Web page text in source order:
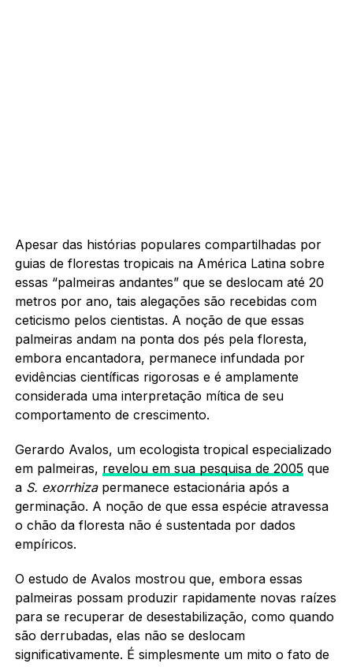
Apesar das histórias populares compartilhadas por
guias de florestas tropicais na América Latina sobre
essas “palmeiras andantes” que se deslocam até 20
metros por ano, tais alegações são recebidas com
ceticismo pelos cientistas. A noção de que essas
palmeiras andam na ponta dos pés pela floresta,
embora encantadora, permanece infundada por
evidências científicas rigorosas e é amplamente
considerada uma interpretação mítica de seu
comportamento de crescimento.
Gerardo Avalos, um ecologista tropical especializado
em palmeiras, revelou em sua pesquisa de 2005 que
a S. exorrhizapermanece estacionária após a
germinação. A noção de que essa espécie atravessa
o chão da floresta não é sustentada por dados
empíricos.
O estudo de Avalos mostrou que, embora essas
palmeiras possam produzir rapidamente novas raízes
para se recuperar de desestabilização, como quando
são derrubadas, elas não se deslocam
significativamente. É simplesmente um mito o fato de